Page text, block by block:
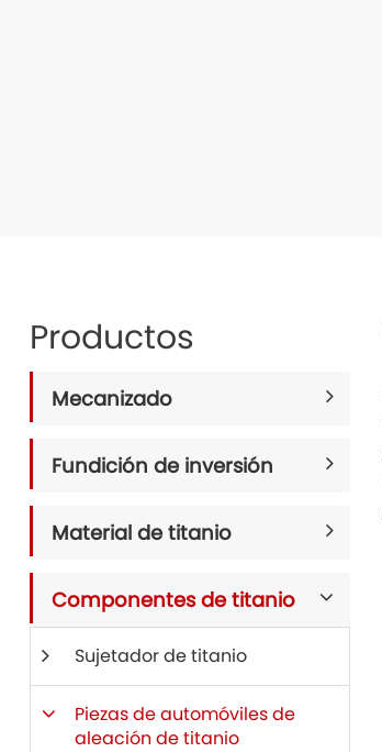
Productos
Mecanizado
Fundición de inversión
Material de titanio
Componentes de titanio
Sujetador de titanio
Piezas de automóviles de
aleación de titanio